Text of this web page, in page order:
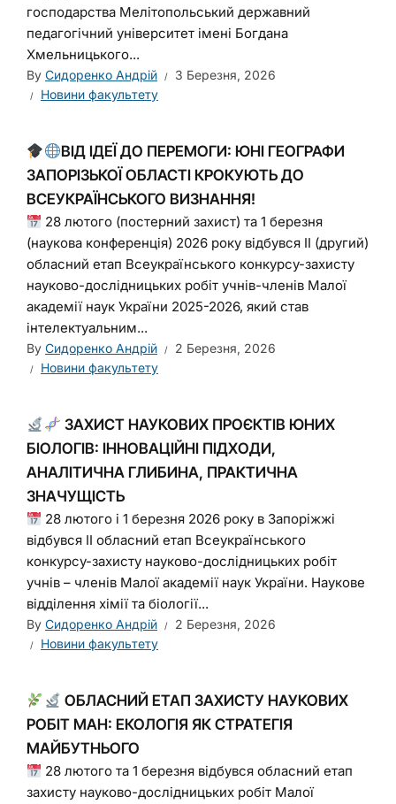
господарства Мелітопольський державний
педагогічний університет імені Богдана
Хмельницького...
By Сидоренко Андрій
3 Березня, 2026
Новини факультету
ВІД ІДЕЇ ДО ПЕРЕМОГИ: ЮНІ ГЕОГРАФИ
ЗАПОРІЗЬКОЇ ОБЛАСТІ КРОКУЮТЬ ДО
ВСЕУКРАЇНСЬКОГО ВИЗНАННЯ!
28 лютого (постерний захист) та 1 березня
(наукова конференція) 2026 року відбувся ІІ (другий)
обласний етап Всеукраїнського конкурсу-захисту
науково-дослідницьких робіт учнів-членів Малої
академії наук України 2025-2026, який став
інтелектуальним...
By Сидоренко Андрій
2 Березня, 2026
Новини факультету
ЗАХИСТ НАУКОВИХ ПРОЄКТІВ ЮНИХ
БІОЛОГІВ: ІННОВАЦІЙНІ ПІДХОДИ,
АНАЛІТИЧНА ГЛИБИНА, ПРАКТИЧНА
ЗНАЧУЩІСТЬ
28 лютого і 1 березня 2026 року в Запоріжжі
відбувся ІІ обласний етап Всеукраїнського
конкурсу-захисту науково-дослідницьких робіт
учнів – членів Малої академії наук України. Наукове
відділення хімії та біології...
By Сидоренко Андрій
2 Березня, 2026
Новини факультету
ОБЛАСНИЙ ЕТАП ЗАХИСТУ НАУКОВИХ
РОБІТ МАН: ЕКОЛОГІЯ ЯК СТРАТЕГІЯ
МАЙБУТНЬОГО
28 лютого та 1 березня відбувся обласний етап
захисту науково-дослідницьких робіт Малої